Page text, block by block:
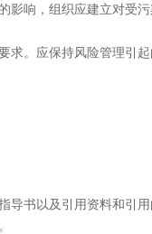
，组织应建立对受污
。应保持风险管理引起
以及引用资料和引用